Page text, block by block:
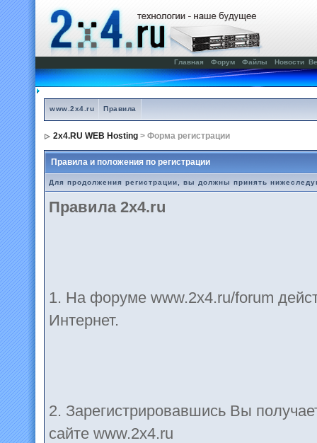
Главная Форум Файлы Новости
www.2x4.ru Правила
2x4.RU WEB Hosting > Форма регистрации
Правила и положения по регистрации
Для продолжения регистрации, вы должны принять
Правила 2x4.ru
1. На форуме www.2х4.ru/forum
Интернет.
2. Зарегистрировавшись Вы
сайте www.2x4.ru